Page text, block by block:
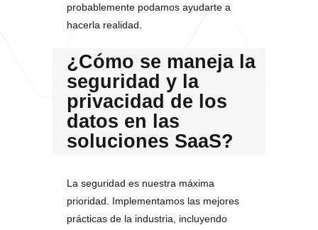
probablemente podamos ayudarte a
hacerla realidad.
¿Cómo se maneja la
seguridad y la
privacidad de los
datos en las
soluciones SaaS?
La seguridad es nuestra máxima
prioridad. Implementamos las mejores
prácticas de la industria, incluyendo